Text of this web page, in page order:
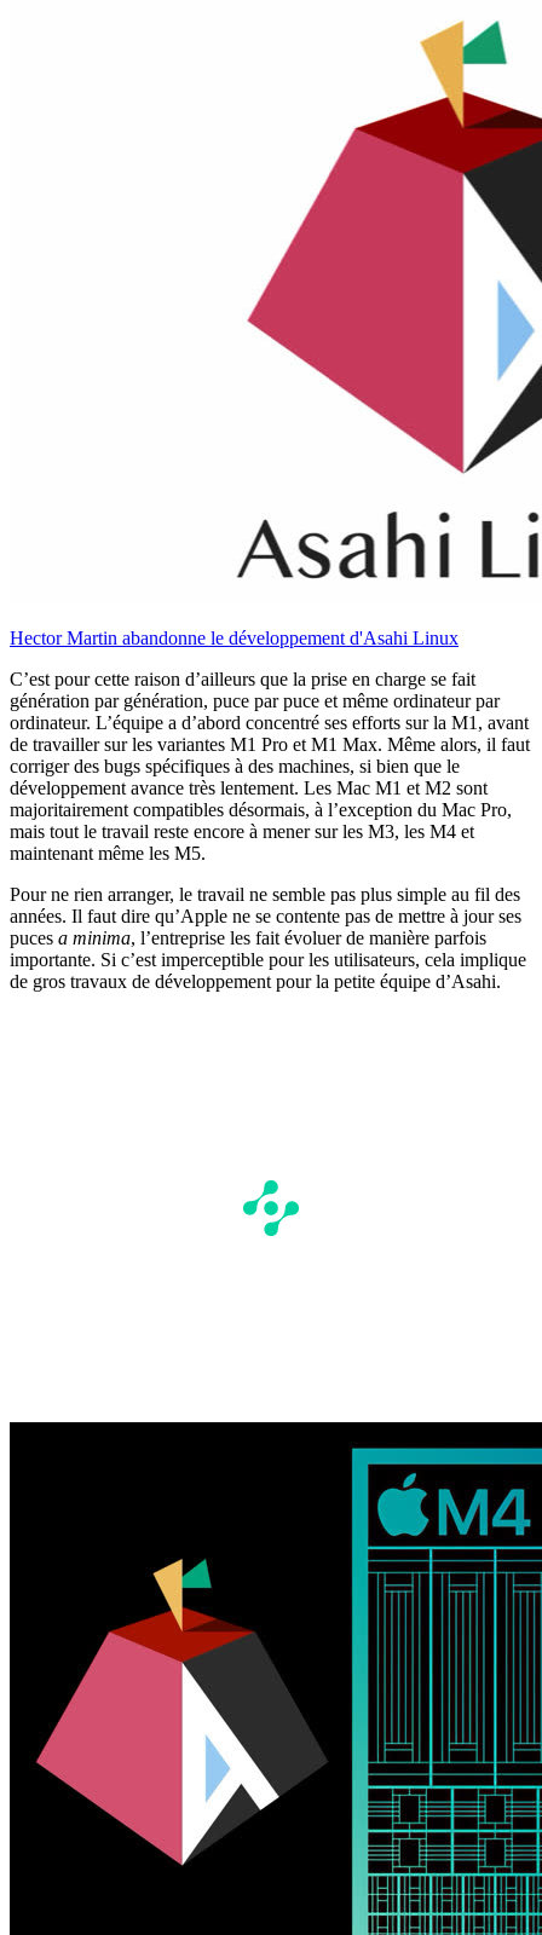
Hector Martin abandonne le développement d'Asahi Linux
C’est pour cette raison d’ailleurs que la prise en charge se fait
génération par génération, puce par puce et même ordinateur par
ordinateur. L’équipe a d’abord concentré ses efforts sur la M1, avant
de travailler sur les variantes M1 Pro et M1 Max. Même alors, il faut
corriger des bugs spécifiques à des machines, si bien que le
développement avance très lentement. Les Mac M1 et M2 sont
majoritairement compatibles désormais, à l’exception du Mac Pro,
mais tout le travail reste encore à mener sur les M3, les M4 et
maintenant même les M5.
Pour ne rien arranger, le travail ne semble pas plus simple au fil des
années. Il faut dire qu’Apple ne se contente pas de mettre à jour ses
puces a minima, l’entreprise les fait évoluer de manière parfois
importante. Si c’est imperceptible pour les utilisateurs, cela implique
de gros travaux de développement pour la petite équipe d’Asahi.